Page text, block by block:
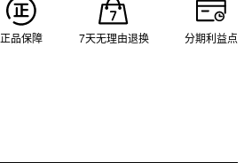
正品保障 7天无理由退换 分期利益点